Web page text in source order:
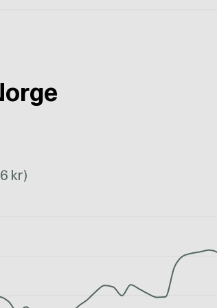
kr)